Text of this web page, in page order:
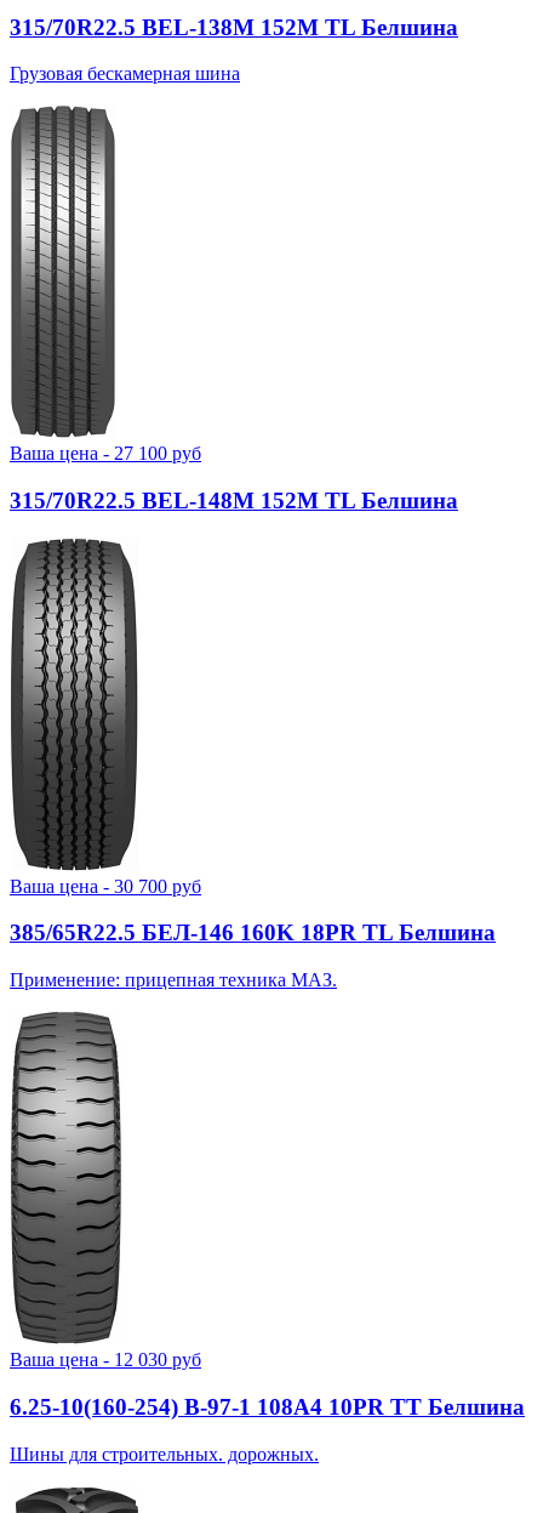
315/70R22.5 BEL-138М 152M TL Белшина
Грузовая бескамерная шина
Ваша цена - 27 100 руб
315/70R22.5 BEL-148М 152M TL Белшина
Ваша цена - 30 700 руб
385/65R22.5 БЕЛ-146 160K 18PR TL Белшина
Применение: прицепная техника МАЗ.
Ваша цена - 12 030 руб
6.25-10(160-254) В-97-1 108A4 10PR TT Белшина
Шины для строительных. дорожных.